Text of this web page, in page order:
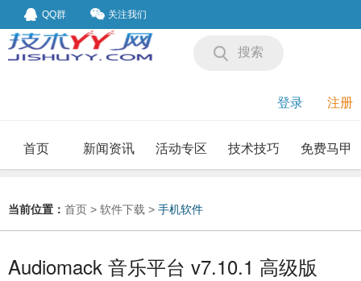
QQ群 关注我们
搜索
登录 注册
首页 新闻资讯 活动专区 技术技巧 免费马甲
当前位置： 首页 > 软件下载 > 手机软件
Audiomack 音乐平台 v7.10.1 高级版